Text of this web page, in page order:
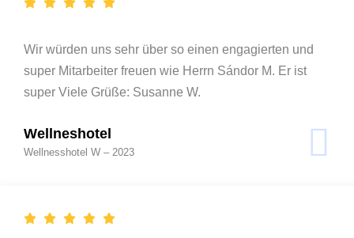
Wir würden uns sehr über so einen engagierten und
super Mitarbeiter freuen wie Herrn Sándor M. Er ist
super Viele Grüße: Susanne W.
Wellneshotel
Wellnesshotel W – 2023